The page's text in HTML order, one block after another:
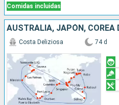
Comidas incluidas
Costa Deliziosa 74 d